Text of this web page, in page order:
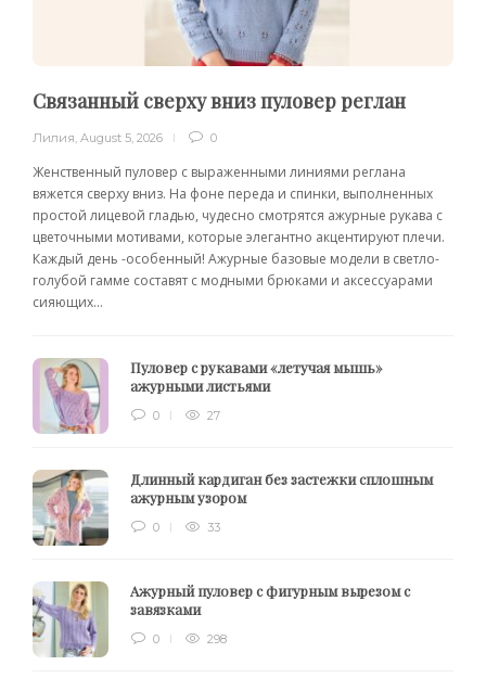
Связанный сверху вниз пуловер реглан
Лилия August 5, 2026 0
Женственный пуловер с выраженными линиями реглана
вяжется сверху вниз. На фоне переда и спинки, выполненных
простой лицевой гладью, чудесно смотрятся ажурные рукава с
цветочными мотивами, которые элегантно акцентируют плечи.
Каждый день -особенный! Ажурные базовые модели в светло-
голубой гамме составят с модными брюками и аксессуарами
сияющих...
Пуловер с рукавами «летучая мышь»
ажурными листьями
0 27
Длинный кардиган без застежки сплошным
ажурным узором
0 33
Ажурный пуловер с фигурным вырезом с
завязками
0 298